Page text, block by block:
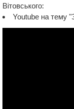
Вітовського:
Youtube на тему